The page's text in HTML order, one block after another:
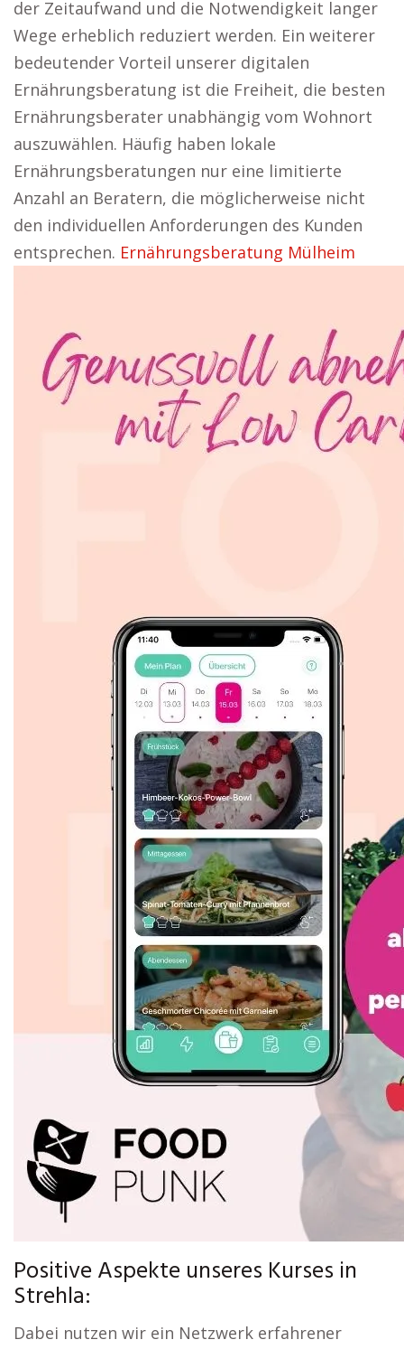
der Zeitaufwand und die Notwendigkeit langer
Wege erheblich reduziert werden. Ein weiterer
bedeutender Vorteil unserer digitalen
Ernährungsberatung ist die Freiheit, die besten
Ernährungsberater unabhängig vom Wohnort
auszuwählen. Häufig haben lokale
Ernährungsberatungen nur eine limitierte
Anzahl an Beratern, die möglicherweise nicht
den individuellen Anforderungen des Kunden
entsprechen. Ernährungsberatung Mülheim
Positive Aspekte unseres Kurses in
Strehla:
Dabei nutzen wir ein Netzwerk erfahrener